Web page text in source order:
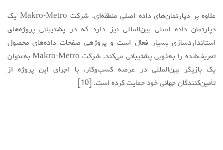
علاوه بر دپارتمان‌های داده اصلی منطقه‌ای، شرکت Makro-Metro یک
دپارتمان داده اصلی بین‌المللی نیز دارد که در پشتیبانی پروژه‌های
استانداردسازی بسیار فعال است و پروژهی صفحات داده‌های محصول
تعریف‌شده را به‌خوبی پشتیبانی می‌کند. شرکت Makro-Metro به‌عنوان
یک بازیگر بین‌المللی در عرصه کسب‌وکار، با اجرای این پروژه از
تأمین‌کنندگان جهانی خود حمایت کرده است. [10]